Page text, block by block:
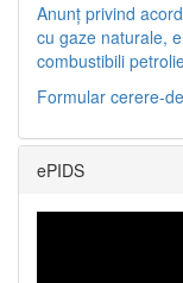
Anunț privind
cu gaze naturale,
combustibili
Formular cerere-
ePIDS